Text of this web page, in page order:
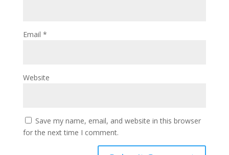
Email *
Website
Save my name, email, and website in this browser
for the next time I comment.